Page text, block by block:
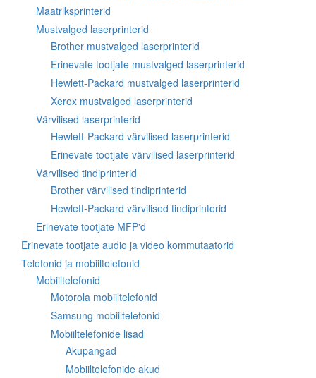
Maatriksprinterid
Mustvalged laserprinterid
Brother mustvalged laserprinterid
Erinevate tootjate mustvalged laserprinterid
Hewlett-Packard mustvalged laserprinterid
Xerox mustvalged laserprinterid
Värvilised laserprinterid
Hewlett-Packard värvilised laserprinterid
Erinevate tootjate värvilised laserprinterid
Värvilised tindiprinterid
Brother värvilised tindiprinterid
Hewlett-Packard värvilised tindiprinterid
Erinevate tootjate MFP'd
Erinevate tootjate audio ja video kommutaatorid
Telefonid ja mobiiltelefonid
Mobiiltelefonid
Motorola mobiiltelefonid
Samsung mobiiltelefonid
Mobiiltelefonide lisad
Akupangad
Mobiiltelefonide akud